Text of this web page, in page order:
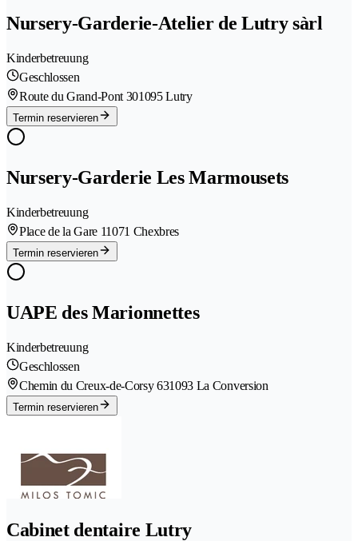
Nursery-Garderie-Atelier de Lutry sàrl
Kinderbetreuung
Geschlossen
Route du Grand-Pont 301095 Lutry
Termin reservieren
Nursery-Garderie Les Marmousets
Kinderbetreuung
Place de la Gare 11071 Chexbres
Termin reservieren
UAPE des Marionnettes
Kinderbetreuung
Geschlossen
Chemin du Creux-de-Corsy 631093 La Conversion
Termin reservieren
Cabinet dentaire Lutry